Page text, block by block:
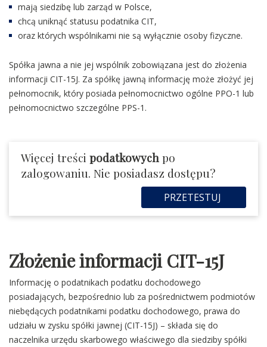
mają siedzibę lub zarząd w Polsce,
chcą uniknąć statusu podatnika CIT,
oraz których wspólnikami nie są wyłącznie osoby fizyczne.
Spółka jawna a nie jej wspólnik zobowiązana jest do złożenia
informacji CIT-15J. Za spółkę jawną informację może złożyć jej
pełnomocnik, który posiada pełnomocnictwo ogólne PPO-1 lub
pełnomocnictwo szczególne PPS-1.
Więcej treści podatkowychpo
zalogowaniu. Nie posiadasz dostępu?
PRZETESTUJ
Złożenie informacji CIT-15J
Informację o podatnikach podatku dochodowego
posiadających, bezpośrednio lub za pośrednictwem podmiotów
niebędących podatnikami podatku dochodowego, prawa do
udziału w zysku spółki jawnej (CIT-15J) – składa się do
naczelnika urzędu skarbowego właściwego dla siedziby spółki